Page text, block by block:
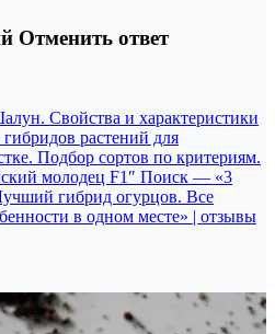
Отменить ответ
Свойства и характеристики
растений для
Подбор сортов по критериям.
молодец F1″ Поиск — «3
гибрид огурцов. Все
в одном месте» | отзывы